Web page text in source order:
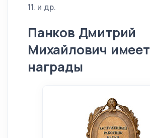
11. и др.
Панков Дмитрий
Михайлович имеет
награды